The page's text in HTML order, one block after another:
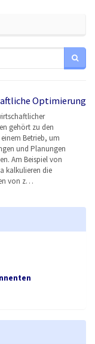
Optimierung
gehört zu den
Betrieb, um
und Planungen
Am Beispiel von
kalkulieren die
von z…